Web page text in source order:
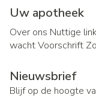
Uw apotheek
Over ons Nuttige
wachtVoorschrift
Nieuwsbrief
Blijf op de hoogte